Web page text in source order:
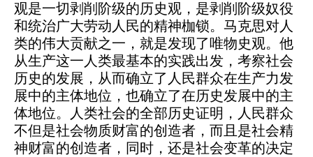
观是一切剥削阶级的历史观，是剥削阶级奴役
和统治广大劳动人民的精神枷锁。马克思对人
类的伟大贡献之一，就是发现了唯物史观。他
从生产这一人类最基本的实践出发，考察社会
历史的发展，从而确立了人民群众在生产力发
展中的主体地位，也确立了在历史发展中的主
体地位。人类社会的全部历史证明，人民群众
不但是社会物质财富的创造者，而且是社会精
神财富的创造者，同时，还是社会变革的决定